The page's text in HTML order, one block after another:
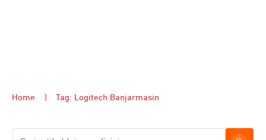
Home Tag: Logitech Banjarmasin